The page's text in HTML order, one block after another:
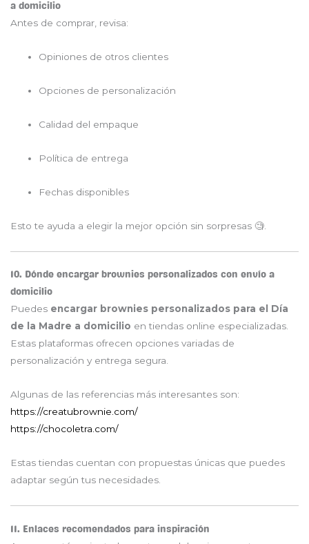
a domicilio
Antes de comprar, revisa:
Opiniones de otros clientes
Opciones de personalización
Calidad del empaque
Política de entrega
Fechas disponibles
Esto te ayuda a elegir la mejor opción sin sorpresas 🧐.
10. Dónde encargar brownies personalizados con envío a
domicilio
Puedes encargar brownies personalizados para el Día
de la Madre a domicilio en tiendas online especializadas.
Estas plataformas ofrecen opciones variadas de
personalización y entrega segura.
Algunas de las referencias más interesantes son:
https://creatubrownie.com/
https://chocoletra.com/
Estas tiendas cuentan con propuestas únicas que puedes
adaptar según tus necesidades.
11. Enlaces recomendados para inspiración